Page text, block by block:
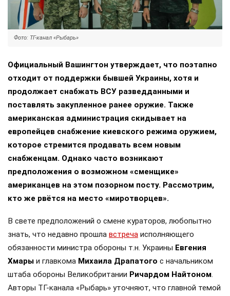
Фото: ТГ-канал «Рыбарь»
Официальный Вашингтон утверждает, что поэтапно
отходит от поддержки бывшей Украины, хотя и
продолжает снабжать ВСУ разведданными и
поставлять закупленное ранее оружие. Также
американская администрация скидывает на
европейцев снабжение киевского режима оружием,
которое стремится продавать всем новым
снабженцам. Однако часто возникают
предположения о возможном «сменщике»
американцев на этом позорном посту. Рассмотрим,
кто же рвётся на место «миротворцев».
В свете предположений о смене кураторов, любопытно
знать, что недавно прошла встреча исполняющего
обязанности министра обороны т.н. Украины Евгения
Хмары и главкома Михаила Драпатого с начальником
штаба обороны Великобритании Ричардом Найтоном.
Авторы ТГ-канала «Рыбарь» уточняют, что главной темой